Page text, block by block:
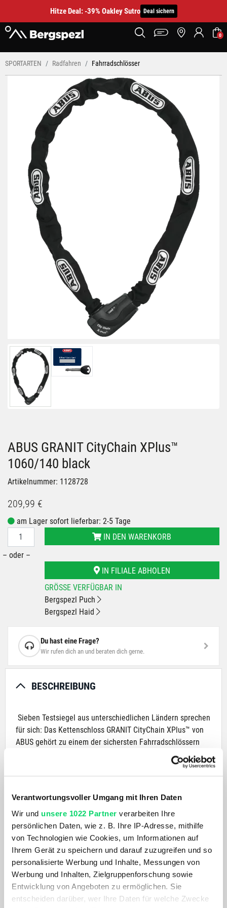
Verantwortungsvoller Umgang mit Ihren Daten
Wir und unsere 1022 Partner verarbeiten Ihre
persönlichen Daten, wie z. B. Ihre IP-Adresse, mithilfe
von Technologien wie Cookies, um Informationen auf
Ihrem Gerät zu speichern und darauf zuzugreifen und so
personalisierte Werbung und Inhalte, Messungen von
Werbung und Inhalten, Zielgruppenforschung sowie
Entwicklung von Angeboten zu ermöglichen. Sie
entscheiden darüber, wer Ihre Daten für welche Zwecke
Hitze Deal: -39% Oakley Sutro Deal sichern
0
SPORTARTEN Radfahren Fahrradschlösser
ABUS GRANIT CityChain XPlus™
1060/140 black
Artikelnummer: 1128728
209,99 €
am Lager sofort lieferbar: 2-5 Tage
IN DEN WARENKORB
– oder –
IN FILIALE ABHOLEN
GRÖSSE VERFÜGBAR IN
Bergspezl Puch
Bergspezl Haid
Du hast eine Frage?
Wir rufen dich an und beraten dich gerne.
BESCHREIBUNG
Sieben Testsiegel aus unterschiedlichen Ländern sprechen
für sich: Das Kettenschloss GRANIT CityChain XPlus™ von
ABUS gehört zu einem der sichersten Fahrradschlössern
auf dem internationalen Markt. Das Schloss ist mit dem
Sicherheitslevel 15 zertifiziert – dem höchsten Level des
ABUS Sicherheitssystems. Sowohl die Kette als auch das
Verriegelungsmechanismus sind aus speziell gehärtetem
Stahl gefertigt und erschweren einen Diebstahl deutlich.
PRODUKTDETAILS
AKTUELL BELIEBT